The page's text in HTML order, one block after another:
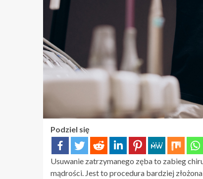
Podziel się
Usuwanie zatrzymanego zęba to zabieg
mądrości. Jest to procedura bardziej